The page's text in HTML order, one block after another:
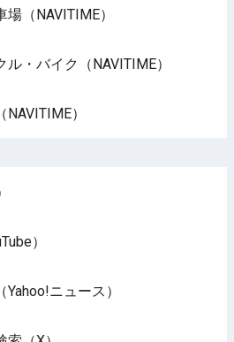
（NAVITIME）
・バイク（NAVITIME）
）
）
ニュース）